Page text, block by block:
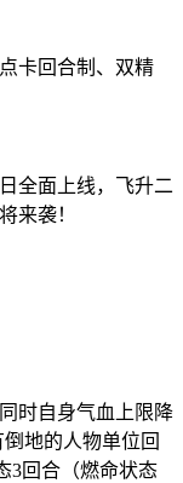
卡回合制、双精
全面上线，飞升二
将来袭！
时自身气血上限降
地的人物单位回
3回合（燃命状态